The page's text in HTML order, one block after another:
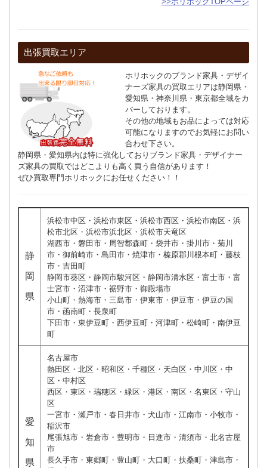
出張買取エリア
ホリホックのブランド家具・デザイ
ナーズ家具の買取エリアは静岡県・
愛知県・神奈川県・東京都全域をカ
バーしております。
その他の地域もお品によっては対応
可能になりますのでお気軽にお問い
合わせ下さい。
静岡県・愛知県内は特に強化しておりブランド家具・デザイナー
ズ家具の買取ではどこよりも高く買う自信があります！
ぜひ買取専門ホリホックにお任せください！！
静
岡
県
浜松市中区・浜松市東区・浜松市西区・浜松市南区・浜
松市北区・浜松市浜北区・浜松市天竜区
湖西市・磐田市・周智郡森町・袋井市・掛川市・菊川
市・御前崎市・島田市・焼津市・榛原郡川根本町・藤枝
市・吉田町
静岡市葵区・静岡市駿河区・静岡市清水区・富士市・富
士宮市・沼津市・裾野市・御殿場市
小山町・熱海市・三島市・伊東市・伊豆市・伊豆の国
市・函南町・長泉町
下田市・東伊豆町・西伊豆町・河津町・松崎町・南伊豆
町
愛
知
県
名古屋市
熱田区・北区・昭和区・千種区・天白区・中川区・中
区・中村区
西区・東区・瑞穂区・緑区・港区・南区・名東区・守山
区
一宮市・瀬戸市・春日井市・犬山市・江南市・小牧市・
稲沢市
尾張旭市・岩倉市・豊明市・日進市・清須市・北名古屋
市
長久手市・東郷町・豊山町・大口町・扶桑町・津島市・